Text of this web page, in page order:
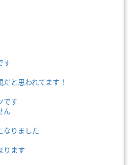
す
と思われてます！
です
ん
なりました
ります